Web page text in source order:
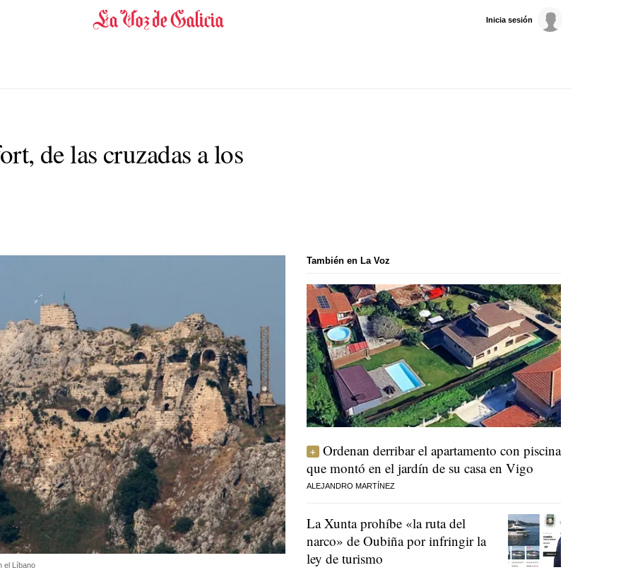
Inicia sesión
de las cruzadas a los
el Líbano
También en La Voz
Ordenan derribar el apartamento con piscina
que montó en el jardín de su casa en Vigo
ALEJANDRO MARTÍNEZ
La Xunta prohíbe «la ruta del
narco» de Oubiña por infringir la
ley de turismo